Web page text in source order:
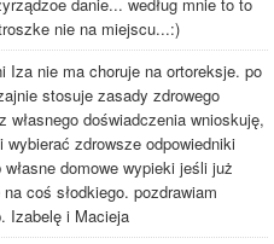
nie na miejscu...:)
Iza nie ma choruje na ortoreksje. po
stosuje zasady zdrowego
własnego doświadczenia wnioskuję,
wybierać zdrowsze odpowiedniki
domowe wypieki jeśli już
coś słodkiego. pozdrawiam
Izabelę i Macieja